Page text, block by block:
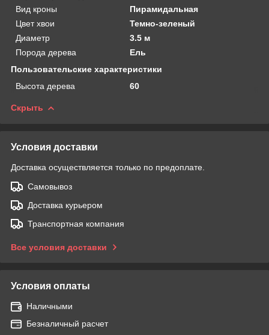
Вид кроны
Пирамидальная
Цвет хвои
Темно-зеленый
Диаметр
3.5 м
Порода дерева
Ель
Пользовательские характеристики
Высота дерева
60
Скрыть
Условия доставки
Доставка осуществляется только по предоплате.
Самовывоз
Доставка курьером
Транспортная компания
Все условия доставки
Условия оплаты
Наличными
Безналичный расчет